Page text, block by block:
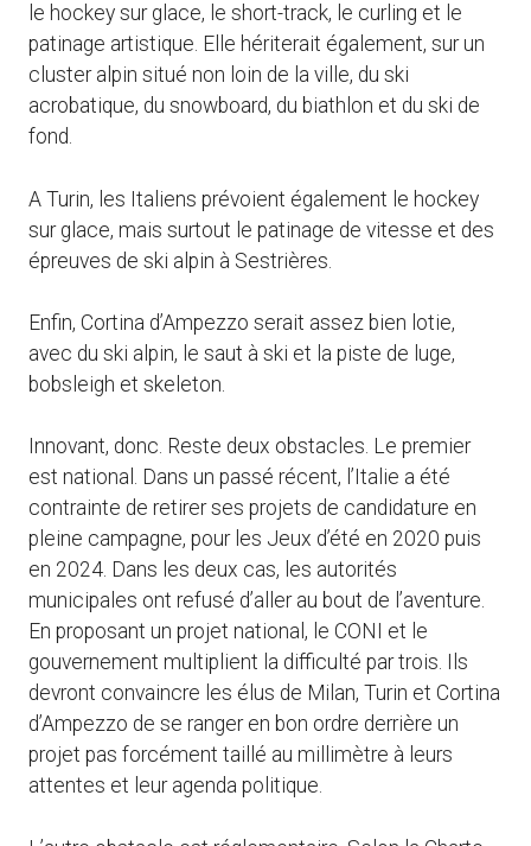
le hockey sur glace, le short-track, le curling et le
patinage artistique. Elle hériterait également, sur un
cluster alpin situé non loin de la ville, du ski
acrobatique, du snowboard, du biathlon et du ski de
fond.
A Turin, les Italiens prévoient également le hockey
sur glace, mais surtout le patinage de vitesse et des
épreuves de ski alpin à Sestrières.
Enfin, Cortina d’Ampezzo serait assez bien lotie,
avec du ski alpin, le saut à ski et la piste de luge,
bobsleigh et skeleton.
Innovant, donc. Reste deux obstacles. Le premier
est national. Dans un passé récent, l’Italie a été
contrainte de retirer ses projets de candidature en
pleine campagne, pour les Jeux d’été en 2020 puis
en 2024. Dans les deux cas, les autorités
municipales ont refusé d’aller au bout de l’aventure.
En proposant un projet national, le CONI et le
gouvernement multiplient la difficulté par trois. Ils
devront convaincre les élus de Milan, Turin et Cortina
d’Ampezzo de se ranger en bon ordre derrière un
projet pas forcément taillé au millimètre à leurs
attentes et leur agenda politique.